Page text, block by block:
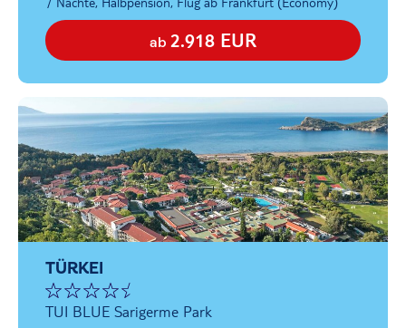
ab 2.918 EUR
TÜRKEI
TUI BLUE Sarigerme Park